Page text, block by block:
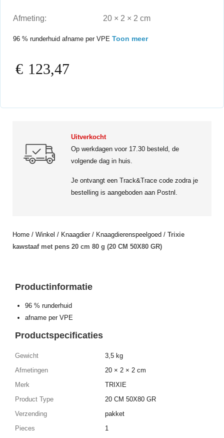
Afmeting: 20 × 2 × 2 cm
96 % runderhuid afname per VPE Toon meer
€ 123,47
Uitverkocht
Op werkdagen voor 17.30 besteld, de
volgende dag in huis.
Je ontvangt een Track&Trace code zodra je
bestelling is aangeboden aan Postnl.
Home / Winkel / Knaagdier/ Knaagdierenspeelgoed / Trixie
kawstaaf met pens 20 cm 80 g (20 CM 50X80 GR)
Productinformatie
96 % runderhuid
afname per VPE
Productspecificaties
Gewicht
3,5 kg
Afmetingen
20 × 2 × 2 cm
Merk
TRIXIE
Product Type
20 CM 50X80 GR
Verzending
pakket
Pieces
1